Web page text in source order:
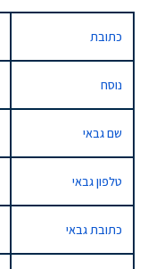
כתובת
נוסח
שם גבאי
טלפון גבאי
כתובת גבאי